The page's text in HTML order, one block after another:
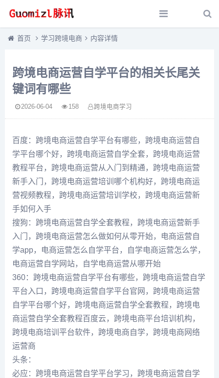
首页 学习跨境电商 内容详情
跨境电商运营自学平台的相关长尾关
键词有哪些
2026-06-04 158 跨境电商学习
百度：跨境电商运营自学平台有哪些，跨境电商运营自
学平台哪个好，跨境电商运营自学全套，跨境电商运营
教程平台，跨境电商运营从入门到精通，跨境电商运营
新手入门，跨境电商运营培训哪个机构好，跨境电商运
营视频教程，跨境电商运营培训学校，跨境电商运营新
手如何入手
搜狗：跨境电商运营自学全套教程，跨境电商运营新手
入门，跨境电商运营怎么做如何从零开始，电商运营自
学app，电商运营怎么自学平台，自学电商运营怎么学，
电商运营自学网站，自学电商运营从哪开始
360：跨境电商运营自学平台有哪些，跨境电商运营自学
平台入口，跨境电商运营自学平台官网，跨境电商运营
自学平台哪个好，跨境电商运营自学全套教程，跨境电
商运营自学全套教程百度云，跨境电商平台培训机构，
跨境电商培训平台软件，跨境电商自学，跨境电商网络
运营商
头条：
必应：跨境电商运营自学平台学习，跨境电商运营自学